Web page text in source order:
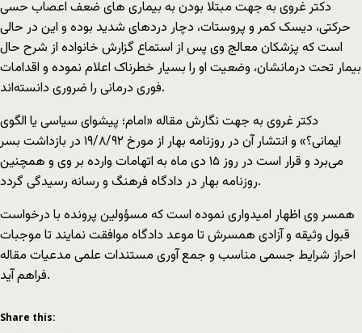
دکتر غروی به جهت مبتلا بودن به بیماری های ضعف اعصاب حسی
حرکتی، دیسک کمر و پروستات، دچار دردهای شدید بوده و این در حالی
است که پزشکان معالج وی پس از استماع گزارش خانواده از شرح حال
بیمار تحت درمانشان، وضعیت او را بسیار خطرناک اعلام نموده و اقدامات
فوری درمانی را ضروری دانسته‌اند.
دکتر غروی به جهت نگارش مقاله «امام؛ پیشوای سیاسی یا الگوی
ایمانی؟» و انتشار آن در روزنامه بهار از مورخ ۱۹/۸/۹۲ در بازداشت بسر
می‌برد و قرار است در روز ۱۵ دی ماه به اتهامات وارده بر وی و همچنین
روزنامه بهار در دادگاه فرهنگ و رسانه رسیدگی گردد.
همسر وی اظهار امیدواری نموده است که مسؤولین پرونده با درخواست
قبول وثیقه و آزادی همسرش تا موعد دادگاه موافقت نمایند تا موجبات
احراز شرایط جسمی مناسب و جمع‌ آوری مستندات علمی مدعیات مقاله
فراهم آید.
Share this: